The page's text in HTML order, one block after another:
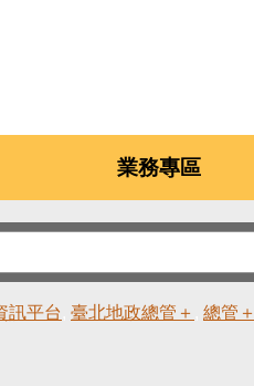
業務專區
訊平台 臺北地政總管＋ 總管＋